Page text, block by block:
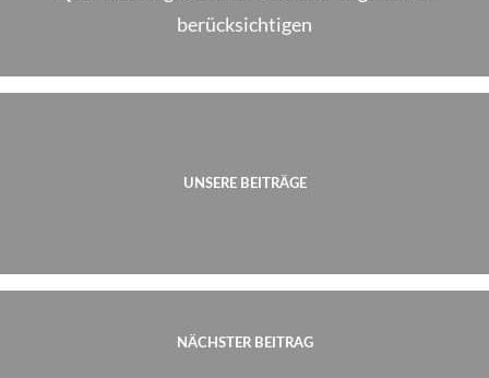
berücksichtigen
UNSERE BEITRÄGE
NÄCHSTER BEITRAG